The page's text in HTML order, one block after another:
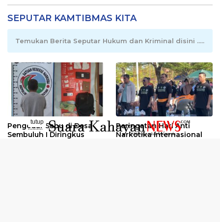
SEPUTAR KAMTIBMAS KITA
Temukan Berita Seputar Hukum dan Kriminal disini .....
Pengedar Sabu di Desa
Sembuluh I Diringkus
Peringatan Hari Anti
Narkotika Internasional
tutup
..........